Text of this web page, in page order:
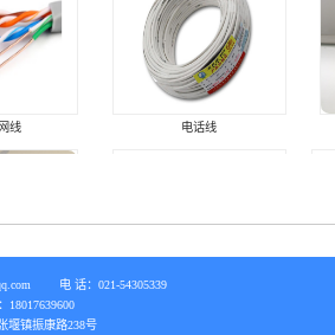
线 电话线
电 话：021-54305339
18017639600
堰镇振康路238号